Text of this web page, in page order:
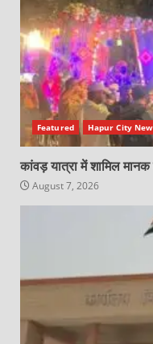
Featured Hapur City
कांवड़ यात्रा में शामिल
August 7, 2026